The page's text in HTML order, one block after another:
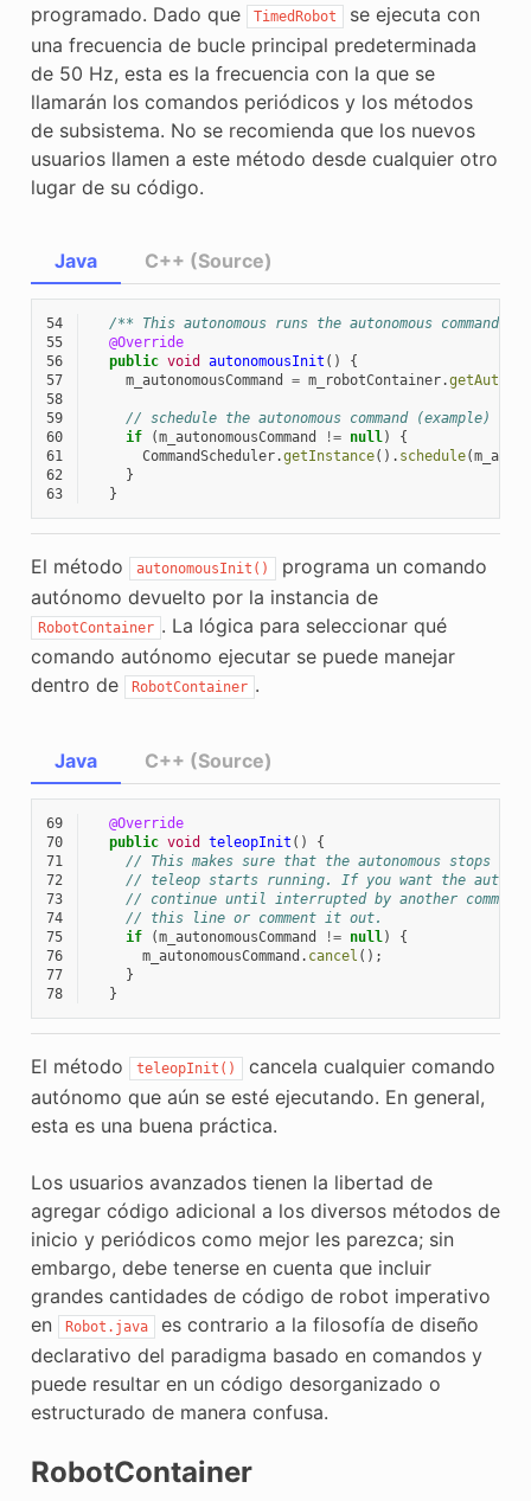
programado. Dado que
TimedRobot
se ejecuta con
una frecuencia de bucle principal predeterminada
de 50 Hz, esta es la frecuencia con la que se
llamarán los comandos periódicos y los métodos
de subsistema. No se recomienda que los nuevos
usuarios llamen a este método desde cualquier otro
lugar de su código.
Java
54
/** This autonomous runs the autonomous
55
@Override
56
public void autonomousInit ()
{
57
m_autonomousCommand = m_robotContainer.
58
59
// schedule the autonomous command (example)
60
if (m_autonomousCommand != null)
{
61
CommandScheduler.getInstance(). schedule(
62
}
63
}
C++ (Source)
El método autonomousInit()
programa un comando
autónomo devuelto por la instancia de
RobotContainer . La lógica para seleccionar qué
comando autónomo ejecutar se puede manejar
dentro de
RobotContainer .
Java
69
@Override
70
public void teleopInit ()
{
71
// This makes sure that the autonomous stops
72
// teleop starts running. If you want the
73
// continue until interrupted by another command,
74
// this line or comment it out.
75
if (m_autonomousCommand != null)
{
76
m_autonomousCommand . cancel ();
77
}
78
}
C++ (Source)
El método teleopInit()
cancela cualquier comando
autónomo que aún se esté ejecutando. En general,
esta es una buena práctica.
Los usuarios avanzados tienen la libertad de
agregar código adicional a los diversos métodos de
inicio y periódicos como mejor les parezca; sin
embargo, debe tenerse en cuenta que incluir
grandes cantidades de código de robot imperativo
en
Robot.java
es contrario a la filosofía de diseño
declarativo del paradigma basado en comandos y
puede resultar en un código desorganizado o
estructurado de manera confusa.
RobotContainer